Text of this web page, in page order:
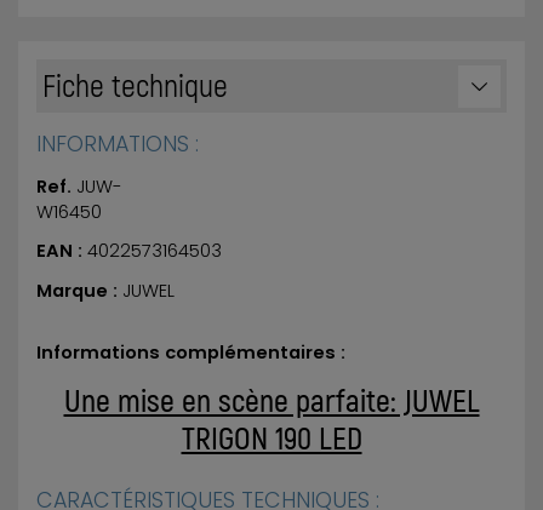
Fiche technique
INFORMATIONS :
Ref. JUW-
W16450
EAN : 4022573164503
Marque : JUWEL
Informations complémentaires :
Une mise en scène parfaite: JUWEL
TRIGON 190 LED
CARACTÉRISTIQUES TECHNIQUES :